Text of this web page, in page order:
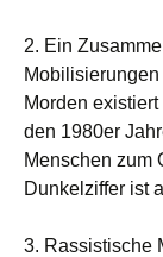
2. Ein
Morden
den 1980er
Menschen zum
Dunkelziffer ist
3. Rassistische